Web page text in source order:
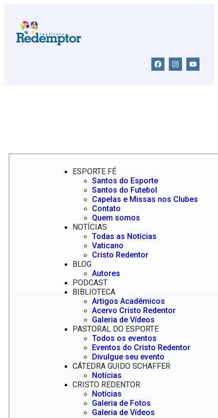
ESPORTE FÉ
Santos do Esporte
Santos do Futebol
Capelas e Missas nos Clubes
Contato
Quem somos
NOTÍCIAS
Todas as Notícias
Vaticano
Cristo Redentor
BLOG
Autores
PODCAST
BIBLIOTECA
Artigos Acadêmicos
Acervo Cristo Redentor
Galeria de Vídeos
PASTORAL DO ESPORTE
Todos os eventos
Eventos do Cristo Redentor
Divulgue seu evento
CÁTEDRA GUIDO SCHAFFER
Notícias
CRISTO REDENTOR
Notícias
Galeria de Fotos
Galeria de Vídeos